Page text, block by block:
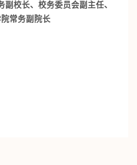
校长、校务委员会副主任、
常务副院长